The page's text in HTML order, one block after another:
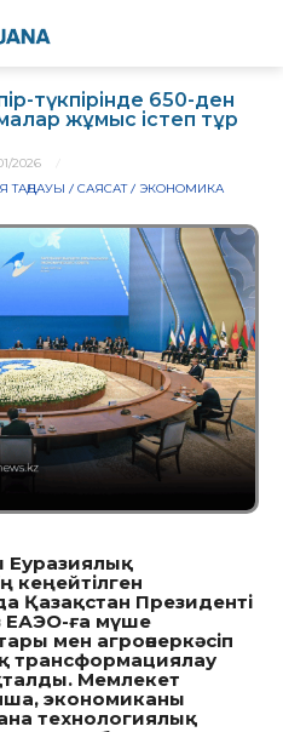
түкпірінде 650-ден
жұмыс істеп тұр
2026
ТАҢДАУЫ САЯСАТ ЭКОНОМИКА
Еуразиялық
кеңейтілген
Қазақстан Президенті
ЕАЭО-ға мүше
мен агроөнеркәсіп
трансформациялау
Мемлекет
экономиканы
технологиялық